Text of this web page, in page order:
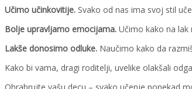
Učimo učinkovitije. Svako od nas ima svoj stil
Bolje upravljamo emocijama. Učimo kako na lak
Lakše donosimo odluke. Naučimo kako da
Kako bi vama, dragi roditelji, uvelike olakšali